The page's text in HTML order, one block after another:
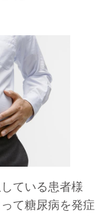
ている患者様
て糖尿病を発症